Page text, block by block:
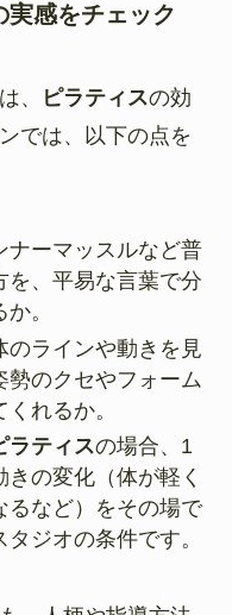
感をチェック
、 ピラティスの効
では、以下の点を
ナーマッスルなど普
を、平易な言葉で分
。
のラインや動きを見
勢のクセやフォーム
れるか。
ラティスの場合、1
の変化（体が軽く
るなど）をその場で
ジオの条件です。